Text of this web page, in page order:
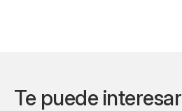
Te puede interesar